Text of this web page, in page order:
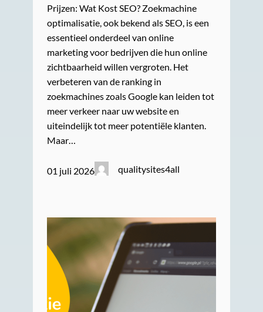
Prijzen: Wat Kost SEO? Zoekmachine
optimalisatie, ook bekend als SEO, is een
essentieel onderdeel van online
marketing voor bedrijven die hun online
zichtbaarheid willen vergroten. Het
verbeteren van de ranking in
zoekmachines zoals Google kan leiden tot
meer verkeer naar uw website en
uiteindelijk tot meer potentiële klanten.
Maar…
01 juli 2026 qualitysites4all